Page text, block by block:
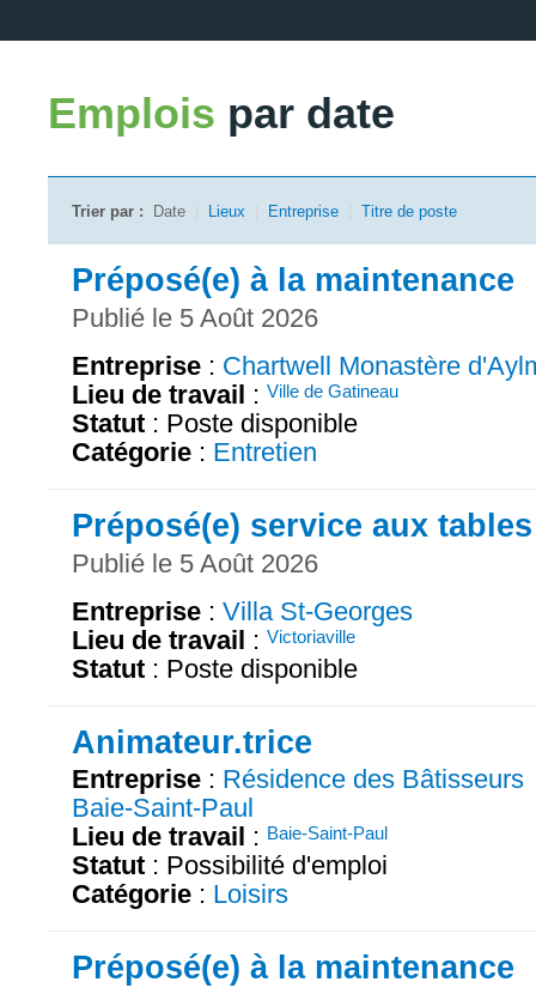
Emplois par date
Trier par : Date Lieux Entreprise Titre de poste
Préposé(e) à la maintenance
Publié le 5 Août 2026
Entreprise : Chartwell Monastère
Lieu de travail : Ville de Gatineau
Statut : Poste disponible
Catégorie : Entretien
Préposé(e) service aux tables
Publié le 5 Août 2026
Entreprise : Villa St-Georges
Lieu de travail : Victoriaville
Statut : Poste disponible
Animateur.trice
Entreprise : Résidence des Bâtisseurs
Baie-Saint-Paul
Lieu de travail : Baie-Saint-Paul
Statut : Possibilité d'emploi
Catégorie : Loisirs
Préposé(e) à la maintenance